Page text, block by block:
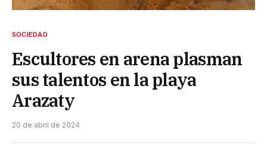
SOCIEDAD
Escultores en arena plasman
sus talentos en la playa
Arazaty
20 de abril de 2024